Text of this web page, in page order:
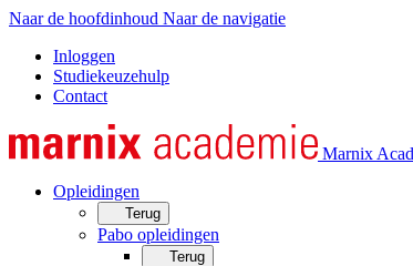
Naar de hoofdinhoud Naar de navigatie
Inloggen
Studiekeuzehulp
Contact
Marnix
Opleidingen
Terug
Pabo opleidingen
Terug